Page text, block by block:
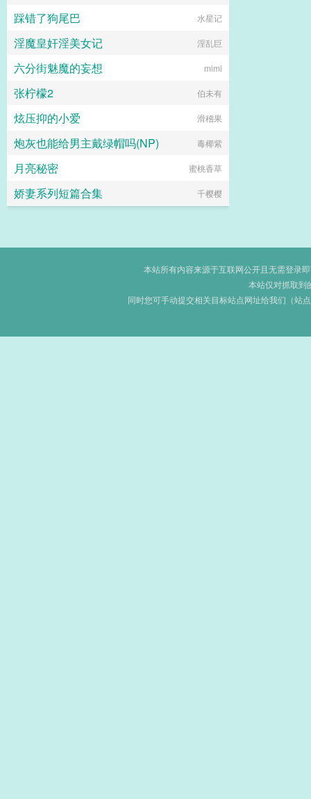
踩错了狗尾巴
水星记
淫魔皇奸淫美女记 淫乱巨
六分街魅魔的妄想 mimi
张柠檬2 伯未有
炫压抑的小爱 滑稽果
炮灰也能给男主戴绿帽吗(NP) 毒椰紫
月亮秘密 蜜桃香草
娇妻系列短篇合集 千樱樱
本站所有内容来源于互联网公开且无需登录
本站仅对抓取到
同时您可手动提交相关目标站点网址给我们（站